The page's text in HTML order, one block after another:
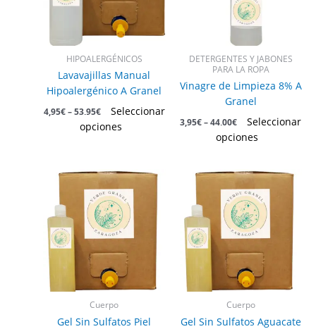
HIPOALERGÉNICOS
Lavavajillas Manual
Hipoalergénico A Granel
4,95€–53,95€
Seleccionar
opciones
Las
opciones
se
pueden
elegir
en
página
DETERGENTES Y JABONES
PARA LA ROPA
Vinagre de Limpieza 8% A
Granel
3,95€–44,00€
Seleccionar
opciones
pueden
elegir
en
página
Cuerpo
Gel Sin Sulfatos Piel
Este
producto
tiene
múltiples
variantes.
elegir
Cuerpo
Gel Sin Sulfatos Aguacate